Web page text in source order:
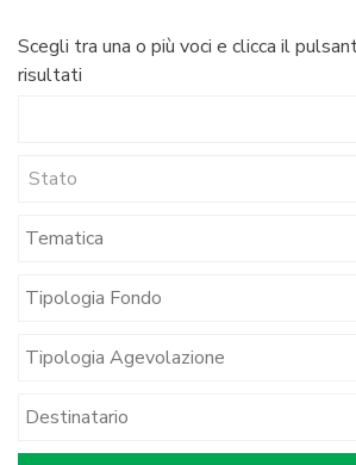
Scegli tra una o più voci e clicca il
risultati
Stato